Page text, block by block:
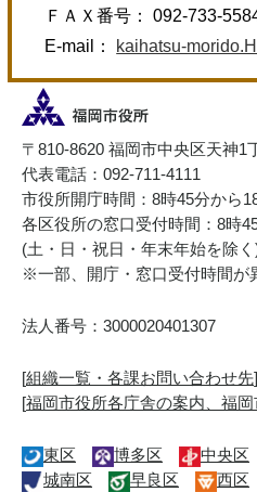
ＦＡＸ番号： 092-733-
E-mail：
kaihatsu-
〒810-8620 福岡市中央区天神1
代表電話：092-711-4111
市役所開庁時間：8時45分から
各区役所の窓口受付時間：8時
(土・日・祝日・年末年始を除く
※一部、開庁・窓口受付時間が
法人番号：3000020401307
[組織一覧・各課お問い合わせ先]
[福岡市役所各庁舎の案内、福
東区 博多区 中央区
城南区
早良区 西区